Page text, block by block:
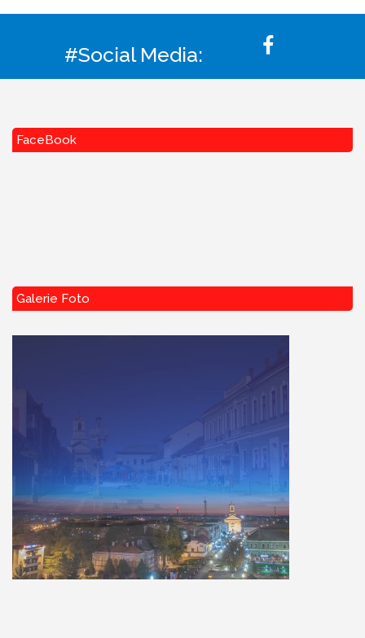
#Social Media:
FaceBook
Galerie Foto